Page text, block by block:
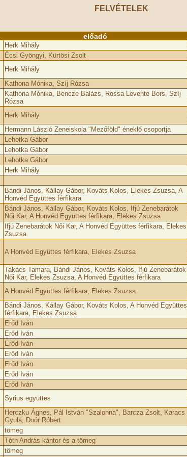
FELVÉTELEK
előadó
Herk Mihály
Écsi Gyöngyi, Kürtösi Zsolt
Herk Mihály
Kathona Mónika, Szíj Rózsa
Kathona Mónika, Bencze Balázs, Rossa Levente Bors, Szíj
Rózsa
Herk Mihály
Hermann László Zeneiskola "Mezőföld" éneklő csoportja
Lehotka Gábor
Lehotka Gábor
Lehotka Gábor
Herk Mihály
Bándi János, Kállay Gábor, Kováts Kolos, Elekes Zsuzsa, A
Honvéd Együttes férfikara
Bándi János, Kállay Gábor, Kováts Kolos, Ifjú Zenebarátok
Női Kar, A Honvéd Együttes férfikara, Elekes Zsuzsa
Ifjú Zenebarátok Női Kar, A Honvéd Együttes férfikara, Elekes
Zsuzsa
A Honvéd Együttes férfikara, Elekes Zsuzsa
Takács Tamara, Bándi János, Kováts Kolos, Ifjú Zenebarátok
Női Kar, Elekes Zsuzsa, A Honvéd Együttes férfikara
A Honvéd Együttes férfikara, Elekes Zsuzsa
Bándi János, Kállay Gábor, Kováts Kolos, A Honvéd Együttes
férfikara, Elekes Zsuzsa
Erőd Iván
Erőd Iván
Erőd Iván
Erőd Iván
Erőd Iván
Erőd Iván
Erőd Iván
Syrius együttes
Herczku Ágnes, Pál István "Szalonna", Barcza Zsolt, Karacs
Gyula, Doór Róbert
tömeg
Tóth András kántor és a tömeg
tömeg